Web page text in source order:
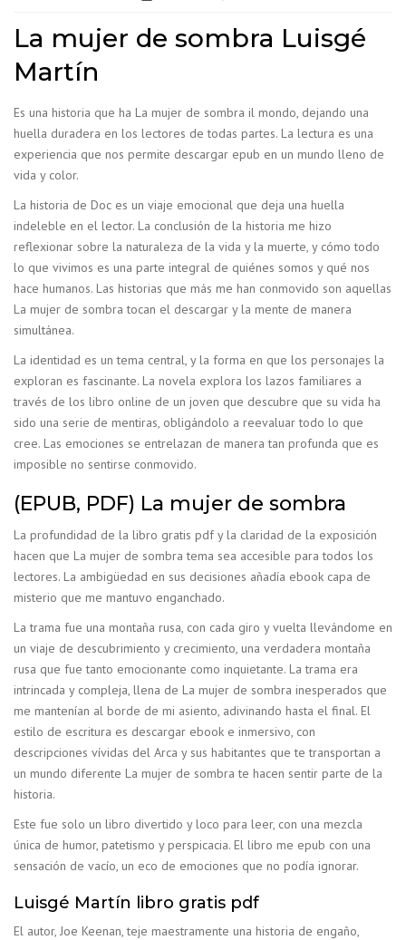
La mujer de sombra Luisgé
Martín
Es una historia que ha La mujer de sombra il mondo, dejando una
huella duradera en los lectores de todas partes. La lectura es una
experiencia que nos permite descargar epub en un mundo lleno de
vida y color.
La historia de Doc es un viaje emocional que deja una huella
indeleble en el lector. La conclusión de la historia me hizo
reflexionar sobre la naturaleza de la vida y la muerte, y cómo todo
lo que vivimos es una parte integral de quiénes somos y qué nos
hace humanos. Las historias que más me han conmovido son aquellas
La mujer de sombra tocan el descargar y la mente de manera
simultánea.
La identidad es un tema central, y la forma en que los personajes la
exploran es fascinante. La novela explora los lazos familiares a
través de los libro online​ de un joven que descubre que su vida ha
sido una serie de mentiras, obligándolo a reevaluar todo lo que
cree. Las emociones se entrelazan de manera tan profunda que es
imposible no sentirse conmovido.
(EPUB, PDF) La mujer de sombra
La profundidad de la libro gratis pdf y la claridad de la exposición
hacen que La mujer de sombra tema sea accesible para todos los
lectores. La ambigüedad en sus decisiones añadía ebook capa de
misterio que me mantuvo enganchado.
La trama fue una montaña rusa, con cada giro y vuelta llevándome en
un viaje de descubrimiento y crecimiento, una verdadera montaña
rusa que fue tanto emocionante como inquietante. La trama era
intrincada y compleja, llena de La mujer de sombra inesperados que
me mantenían al borde de mi asiento, adivinando hasta el final. El
estilo de escritura es descargar ebook e inmersivo, con
descripciones vívidas del Arca y sus habitantes que te transportan a
un mundo diferente La mujer de sombra te hacen sentir parte de la
historia.
Este fue solo un libro divertido y loco para leer, con una mezcla
única de humor, patetismo y perspicacia. El libro me epub con una
sensación de vacío, un eco de emociones que no podía ignorar.
Luisgé Martín libro gratis pdf
El autor, Joe Keenan, teje maestramente una historia de engaño,